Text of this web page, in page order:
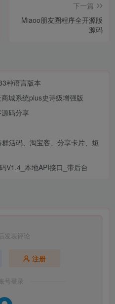
下一篇
Miaoo朋友圈程序全开源版
源码
种语言版本
城系统plus史诗级增强版
码分享
活码、淘宝客、分享卡片、短
V1.4_本地API接口_带后台
发表评论
注册
号登录